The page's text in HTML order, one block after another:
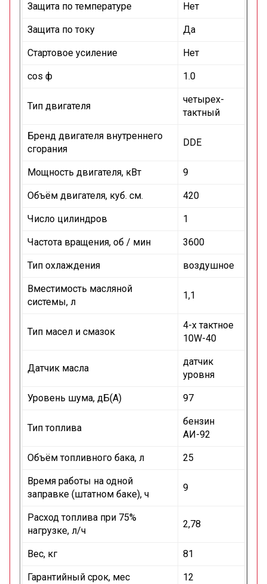
Защита по температуре Нет
Защита по току Да
Стартовое усиление Нет
cos ф 1.0
Тип двигателя
четырех-
тактный
Бренд двигателя внутреннего
сгорания
DDE
Мощность двигателя, кВт 9
Объём двигателя, куб. см. 420
Число цилиндров 1
Частота вращения, об / мин 3600
Тип охлаждения воздушное
Вместимость масляной
системы, л
1,1
Тип масел и смазок
4-х тактное
10W-40
Датчик масла
датчик
уровня
Уровень шума, дБ(А) 97
Тип топлива
бензин
АИ-92
Объём топливного бака, л 25
Время работы на одной
заправке (штатном баке), ч
9
Расход топлива при 75%
нагрузке, л/ч
2,78
Вес, кг 81
Гарантийный срок, мес 12